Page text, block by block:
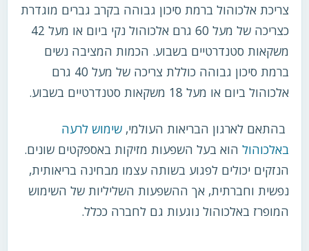
צריכת אלכוהול ברמת סיכון גבוהה בקרב גברים מוגדרת
כצריכה של מעל 60 גרם אלכוהול נקי ביום או מעל 42
משקאות סטנדרטיים בשבוע. הכמות המציבה נשים
ברמת סיכון גבוהה כוללת צריכה של מעל 40 גרם
אלכוהול ביום או מעל 18 משקאות סטנדרטיים בשבוע.
בהתאם לארגון הבריאות העולמי, שימוש לרעה
באלכוהול הוא בעל השפעות מזיקות באספקטים שונים.
הנזקים יכולים לפגוע בשותה עצמו מבחינה בריאותית,
נפשית וחברתית, אך ההשפעות השליליות של השימוש
המופרז באלכוהול נוגעות גם לחברה ככלל.